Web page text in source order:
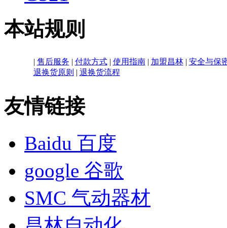
本站规则
| 售后服务 | 付款方式| 使用指南| 加盟昌林| 安全与保
退换货原则 | 退换货流程
友情链接
Baidu 百度
google 谷歌
SMC 气动器材